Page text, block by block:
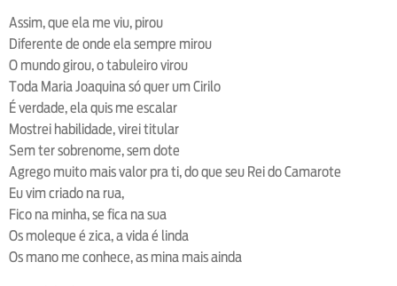
Assim, que ela me viu, pirou
Diferente de onde ela sempre mirou
O mundo girou, o tabuleiro virou
Toda Maria Joaquina só quer um Cirilo
É verdade, ela quis me escalar
Mostrei habilidade, virei titular
Sem ter sobrenome, sem dote
Agrego muito mais valor pra ti, do que seu Rei do Camarote
Eu vim criado na rua,
Fico na minha, se fica na sua
Os moleque é zica, a vida é linda
Os mano me conhece, as mina mais ainda